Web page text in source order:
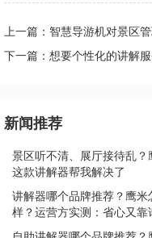
上一篇：智慧导游机对景区
下一篇：想要个性化的讲解
新闻推荐
景区听不清、展厅接待乱？
这款讲解器帮我解决了
讲解器哪个品牌推荐？鹰米
样？运营方实测：省心又靠